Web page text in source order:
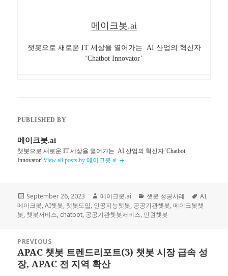
메이크봇.ai
챗봇으로 새로운 IT 세상을 열어가는 AI 산업의 혁신자
‘Chatbot Innovator’
PUBLISHED BY
메이크봇.ai
챗봇으로 새로운 IT 세상을 열어가는 AI 산업의 혁신자 'Chatbot
Innovator'View all posts by 메이크봇.ai
Posted
on
September 26, 2023 Author
메이크봇.ai Categories
챗봇 성공사례 Tags
AI,
메이크봇,AI챗봇, 챗봇도입, 인공지능챗봇, 공공기관챗봇,메이크봇챗
봇, 챗봇서비스, chatbot, 공공기관챗봇서비스, 민원챗봇
PREVIOUS
Previous
post:
APAC 챗봇 트렌드리포트(3) 챗봇 시장 급속 성
장, APAC 전 지역 확산